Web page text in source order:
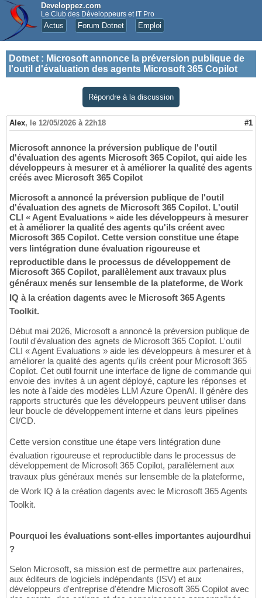
Developpez.com
Le Club des Développeurs et IT Pro
Actus Forum Dotnet Emploi
Dotnet : Microsoft annonce la préversion publique de
l'outil d'évaluation des agents Microsoft 365 Copilot
Répondre à la discussion
Alex, le 12/05/2026 à 22h18 #1
Microsoft annonce la préversion publique de l'outil
d'évaluation des agents Microsoft 365 Copilot, qui aide les
développeurs à mesurer et à améliorer la qualité des agents
créés avec Microsoft 365 Copilot
Microsoft a annoncé la préversion publique de l'outil
d'évaluation des agnets de Microsoft 365 Copilot. L'outil
CLI « Agent Evaluations » aide les développeurs à mesurer
et à améliorer la qualité des agents qu'ils créent avec
Microsoft 365 Copilot. Cette version constitue une étape
vers lintégration dune évaluation rigoureuse et
reproductible dans le processus de développement de
Microsoft 365 Copilot, parallèlement aux travaux plus
généraux menés sur lensemble de la plateforme, de Work
IQ à la création dagents avec le Microsoft 365 Agents
Toolkit.
Début mai 2026, Microsoft a annoncé la préversion publique de
l'outil d'évaluation des agnets de Microsoft 365 Copilot. L'outil
CLI « Agent Evaluations » aide les développeurs à mesurer et à
améliorer la qualité des agents qu'ils créent pour Microsoft 365
Copilot. Cet outil fournit une interface de ligne de commande qui
envoie des invites à un agent déployé, capture les réponses et
les note à l'aide des modèles LLM Azure OpenAI. Il génère des
rapports structurés que les développeurs peuvent utiliser dans
leur boucle de développement interne et dans leurs pipelines
CI/CD.
Cette version constitue une étape vers lintégration dune
évaluation rigoureuse et reproductible dans le processus de
développement de Microsoft 365 Copilot, parallèlement aux
travaux plus généraux menés sur lensemble de la plateforme,
de Work IQ à la création dagents avec le Microsoft 365 Agents
Toolkit.
Pourquoi les évaluations sont-elles importantes aujourdhui
?
Selon Microsoft, sa mission est de permettre aux partenaires,
aux éditeurs de logiciels indépendants (ISV) et aux
développeurs d'entreprise d'étendre Microsoft 365 Copilot avec